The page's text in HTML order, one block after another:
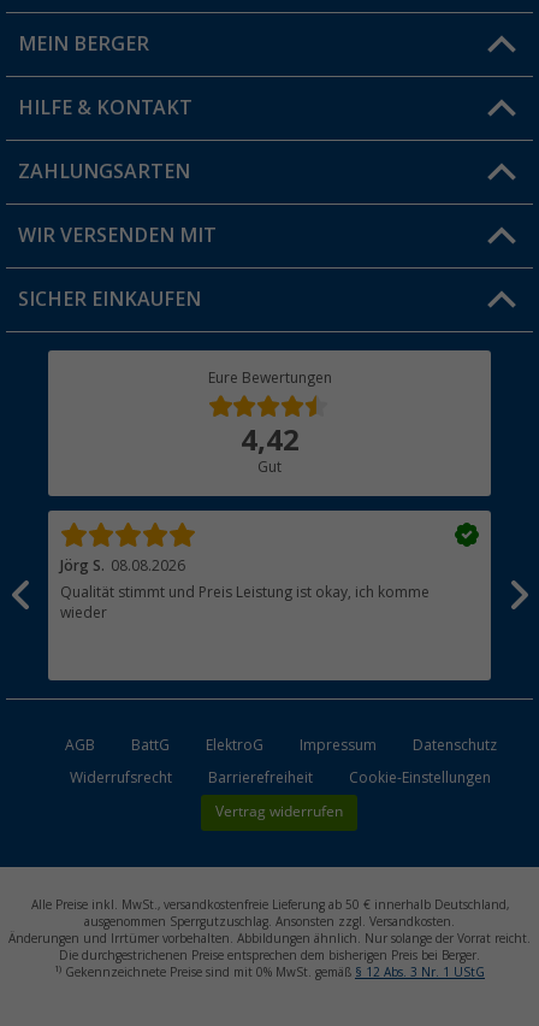
Filiale finden
MEIN BERGER
Vorteilskarte
Blog
Jobs & Karriere
HILFE & KONTAKT
FAQ & Kontakt
Versandinformationen
Rücksendung
ZAHLUNGSARTEN
WIR VERSENDEN MIT
SICHER EINKAUFEN
Eure Bewertungen
4,42
Gut
Jörg S. 08.08.2026
Qualität stimmt und Preis Leistung ist okay, ich komme
wieder
AGB BattG ElektroG Impressum
Datenschutz
Widerrufsrecht
Barrierefreiheit Cookie-Einstellungen
Vertrag widerrufen
Alle Preise inkl. MwSt., versandkostenfreie Lieferung ab 50 € innerhalb Deutschland,
ausgenommen Sperrgutzuschlag. Ansonsten zzgl. Versandkosten.
Änderungen und Irrtümer vorbehalten. Abbildungen ähnlich. Nur solange der Vorrat reicht.
Die durchgestrichenen Preise entsprechen dem bisherigen Preis bei Berger.
1) Gekennzeichnete Preise sind mit 0% MwSt. gemäß § 12 Abs. 3 Nr. 1 UStG